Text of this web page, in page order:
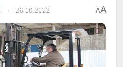
26.10.2022 AA